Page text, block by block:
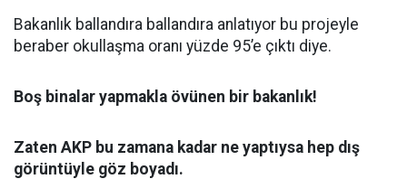
Bakanlık ballandıra ballandıra anlatıyor bu projeyle
beraber okullaşma oranı yüzde 95’e çıktı diye.
Boş binalar yapmakla övünen bir bakanlık!
Zaten AKP bu zamana kadar ne yaptıysa hep dış
görüntüyle göz boyadı.